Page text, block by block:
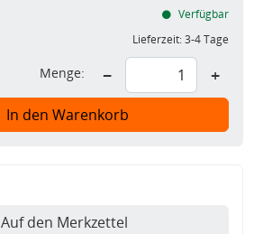
Verfügbar
Lieferzeit:3-4 Tage
Menge: − +
In den Warenkorb
Auf den Merkzettel